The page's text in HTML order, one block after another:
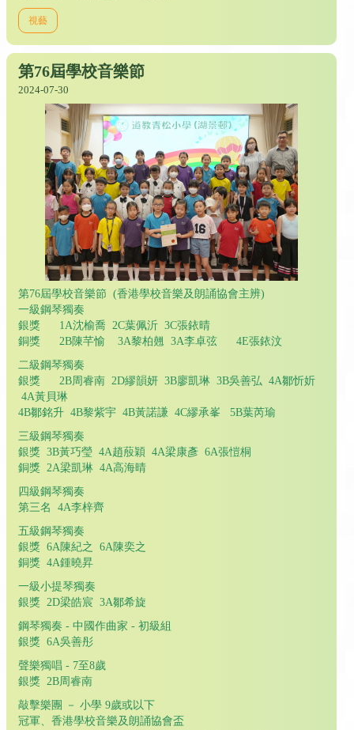
視藝
第76屆學校音樂節
2024-07-30
第76屆學校音樂節 (香港學校音樂及朗誦協會主辨)
一級鋼琴獨奏
銀獎 1A沈榆喬 2C葉佩沂 3C張銥晴
銅獎 2B陳芊愉 3A黎柏翹 3A李卓弦 4E張銥汶
二級鋼琴獨奏
銀獎 2B周睿南 2D繆韻妍 3B廖凱琳 3B吳善弘 4A鄒忻妡
4A黃貝琳
4B鄒銘升 4B黎紫宇 4B黃諾謙 4C繆承峯 5B葉芮瑜
三級鋼琴獨奏
銀獎 3B黃巧瑩 4A趙蒑穎 4A梁康彥 6A張愷桐
銅獎 2A梁凱琳 4A高海晴
四級鋼琴獨奏
第三名 4A李梓齊
五級鋼琴獨奏
銀獎 6A陳紀之 6A陳奕之
銅獎 4A鍾曉昇
一級小提琴獨奏
銀獎 2D梁皓宸 3A鄒希旋
鋼琴獨奏 - 中國作曲家 - 初級組
銀獎 6A吳善彤
聲樂獨唱 - 7至8歲
銀獎 2B周睿南
敲擊樂團 － 小學 9歲或以下
冠軍、香港學校音樂及朗誦協會盃